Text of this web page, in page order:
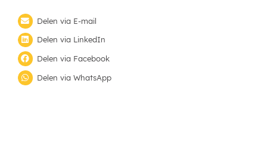
Delen via E-mail
Delen via LinkedIn
Delen via Facebook
Delen via WhatsApp